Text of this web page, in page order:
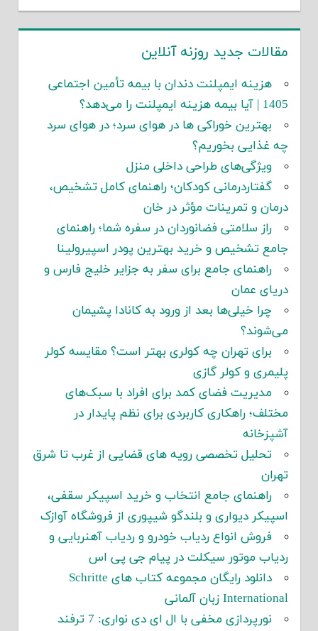
مقالات جدید روزنه آنلاین
هزینه ایمپلنت دندان با بیمه تأمین اجتماعی
1405 | آیا بیمه هزینه ایمپلنت را می‌دهد؟
بهترین خوراکی ها در هوای سرد؛ در هوای سرد
چه غذایی بخوریم؟
ویژگی‌های طراحی داخلی منزل
گفتاردرمانی کودکان؛ راهنمای کامل تشخیص،
درمان و تمرینات مؤثر در خان
راز سلامتی فضانوردان در سفره شما؛ راهنمای
جامع تشخیص و خرید بهترین پودر اسپیرولینا
راهنمای جامع برای سفر به جزایر خلیج فارس و
دریای عمان
چرا خیلی‌ها بعد از ورود به کانادا پشیمان
می‌شوند؟
برای تهران چه کولری بهتر است؟ مقایسه کولر
پلیمری و کولر گازی
مدیریت فضای کمد برای افراد با سبک‌های
مختلف؛ راهکاری کاربردی برای نظم پایدار در
آشپزخانه
تحلیل تخصصی رویه های قضایی از غرب تا شرق
تهران
راهنمای جامع انتخاب و خرید اسپیکر سقفی،
اسپیکر دیواری و بلندگو شیپوری از فروشگاه آوازک
فروش انواع ردیاب خودرو و ردیاب آهنربایی و
ردیاب موتور سیکلت در پیام جی پی اس
دانلود رایگان مجموعه کتاب های Schritte
International زبان آلمانی
نورپردازی مخفی با ال ای دی نواری: 7 ترفند